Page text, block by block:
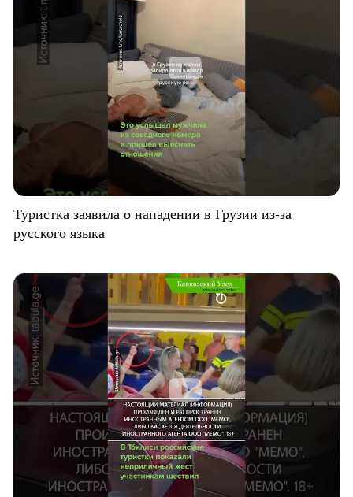
Туристка заявила о нападении в Грузии из-за
русского языка